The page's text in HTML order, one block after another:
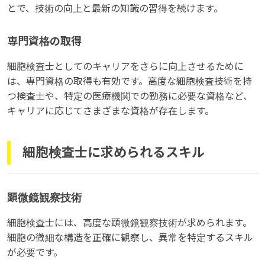
とで、技術の向上と最新の知識の習得を続けます。
専門資格の取得
細胞検査士としてのキャリアをさらに向上させるために
は、専門資格の取得も有効です。高度な細胞検査技術を持
つ検査士や、特定の医療機関での勤務に必要な資格など、
キャリアに応じてさまざまな資格が存在します。
細胞検査士に求められるスキル
顕微鏡観察技術
細胞検査士には、高度な顕微鏡観察技術が求められます。
細胞の微細な構造を正確に観察し、異常を特定するスキル
が必要です。